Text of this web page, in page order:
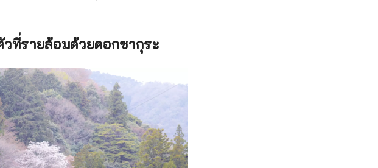
วที่รายล้อมด้วยดอกซากุระ